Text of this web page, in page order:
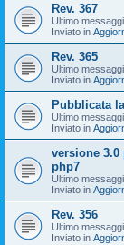
Rev. 367
Ultimo
Inviato in
Rev. 365
Ultimo
Inviato in
Pubblicata
Ultimo
Inviato in
versione
php7
Ultimo
Inviato in
Rev. 356
Ultimo
Inviato in